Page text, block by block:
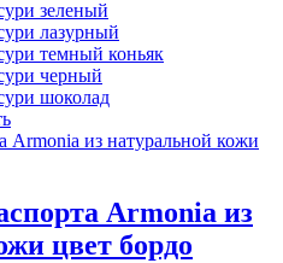
Armonia из
цвет бордо